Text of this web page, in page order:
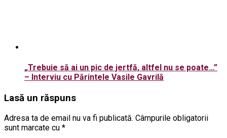
„Trebuie să ai un pic de jertfă, altfel nu se poate…”
– Interviu cu Părintele Vasile Gavrilă
Lasă un răspuns
Adresa ta de email nu va fi publicată. Câmpurile obligatorii
sunt marcate cu *